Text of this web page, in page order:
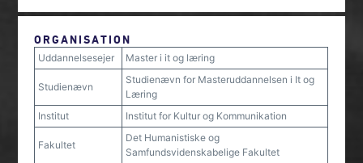
ORGANISATION
Uddannelsesejer Master i it og læring
Studienævn
Studienævn for Masteruddannelsen i It og
Læring
Institut
Institut for Kultur og Kommunikation
Fakultet
Det Humanistiske og
Samfundsvidenskabelige Fakultet